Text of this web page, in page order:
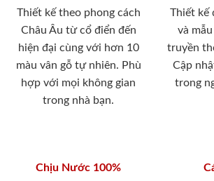
Thiết kế theo phong cách
Châu Âu từ cổ điển đến
hiện đại cùng với hơn 10
màu vân gỗ tự nhiên. Phù
hợp với mọi không gian
trong nhà bạn.
Thiết kế
và
truyền
Cập
trong
Chịu Nước 100%